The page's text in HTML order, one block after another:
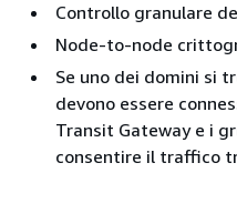
Controllo granulare
Node-to-node
Se uno dei domini si
devono essere
Transit Gateway e i
consentire il traffico